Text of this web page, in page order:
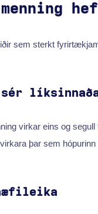
menning
sem sterkt
sér
virkar eins og
þar sem